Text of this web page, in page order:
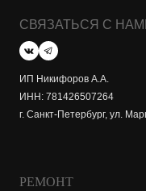
СВЯЗАТЬСЯ С
ИП Никифоров А.А.
ИНН: 781426507264
г. Санкт-Петербург, ул.
РЕМОНТ